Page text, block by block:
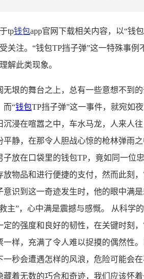
tp钱包app官网下载相关内容，以“钱
关注。“钱包TP挡子弹”这一特殊事
解此类现象。
无垠的舞台之上，总有一些意想不到
而“钱包TP挡子弹”这一事件，就宛如
沉浸在喧嚣之中，车水马龙，人来人
平静，在那令人胆战心惊的枪林弹雨
放在口袋里的钱包TP，竟如同一位
放物品和进行便捷的支付，然而此刻
意识到这一奇迹发生时，他的眼中满
主”，心中满是震撼与感慨。 从科学
定的强度和良好的韧性，在关键时刻
一样，充满了令人难以捉摸的偶然性
一秒会遭遇怎样的风浪，危险可能会
藏着无数的巧合和奇迹，我们应该怀